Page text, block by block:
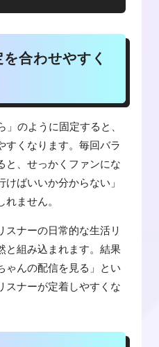
合わせやすく
のように固定すると、
すくなります。毎回バラ
と、せっかくファンにな
ばいいか分からない」
ません。
スナーの日常的な生活リ
と組み込まれます。結果
ゃんの配信を見る」とい
スナーが定着しやすくな